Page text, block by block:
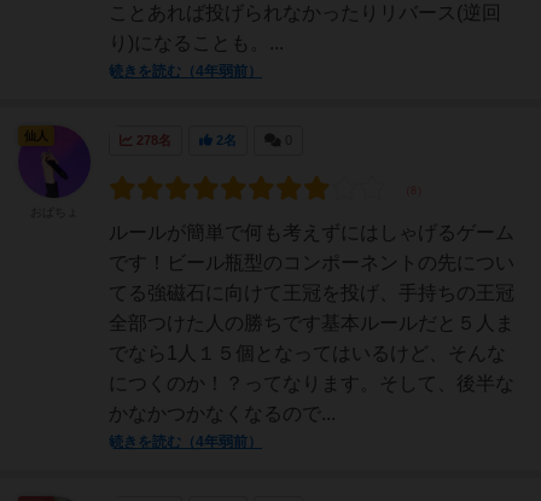
ことあれば投げられなかったりリバース(逆回
り)になることも。...
続きを読む（4年弱前）
278名 2名
ルールが簡単で何も考えずにはしゃげるゲーム
です！ビール瓶型のコンポーネントの先につい
てる強磁石に向けて王冠を投げ、手持ちの王冠
全部つけた人の勝ちです基本ルールだと５人ま
でなら1人１５個となってはいるけど、そんな
につくのか！？ってなります。そして、後半な
かなかつかなくなるので...
続きを読む（4年弱前）
仙人